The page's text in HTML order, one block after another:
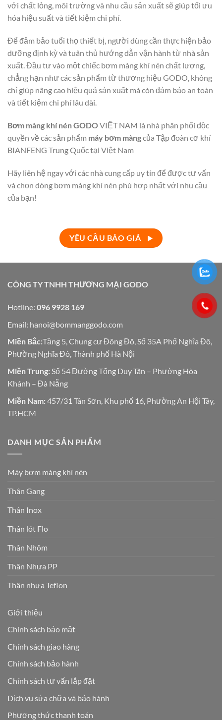
với chất lỏng, môi trường và nhu cầu sản xuất sẽ giúp tối ưu
hóa hiệu suất và tiết kiệm chi phí.
Để đảm bảo tuổi thọ thiết bị, người dùng cần thực hiện bảo
dưỡng định kỳ và tuân thủ hướng dẫn vận hành từ nhà sản
xuất. Đầu tư vào một chiếc bơm màng khí nén chất lượng,
chẳng hạn như các sản phẩm từ thương hiệu GODO, không
chỉ giúp nâng cao hiệu quả sản xuất mà còn đảm bảo an toàn
và tiết kiệm chi phí lâu dài.
Bơm màng khí nén GODOVIỆT NAM là nhà phân phối độc
quyền về các sản phẩm máy bơm màngcủa Tập đoàn cơ khí
BIANFENG Trung Quốc tại Việt Nam
Hãy liên hệ ngay với các nhà cung cấp uy tín để được tư vấn
và chọn dòng bơm màng khí nén phù hợp nhất với nhu cầu
của bạn!
YÊU CẦU BÁO GIÁ
CÔNG TY TNHH THƯƠNG MẠI GODO
Hotline: 096 9928 169
Email: hanoi@bommanggodo.com
Miền Bắc:Tầng 5, Chung cư Đông Đô, Số 35A Phố Nghĩa Đô,
Phường Nghĩa Đô, Thành phố Hà Nội
Miền Trung: Số 54 Đường Tống Duy Tân – Phường Hòa
Khánh – Đà Nẵng
Miền Nam: 457/31 Tân Sơn, Khu phố 16, Phường An Hội Tây,
TP.HCM
DANH MỤC SẢN PHẨM
Máy bơm màng khí nén
Thân Gang
Thân Inox
Thân lót Flo
Thân Nhôm
Thân Nhựa PP
Thân nhựa Teflon
Giới thiệu
Chính sách bảo mật
Chính sách giao hàng
Chính sách bảo hành
Chính sách tư vấn lắp đặt
Dịch vụ sửa chữa và bảo hành
Phương thức thanh toán